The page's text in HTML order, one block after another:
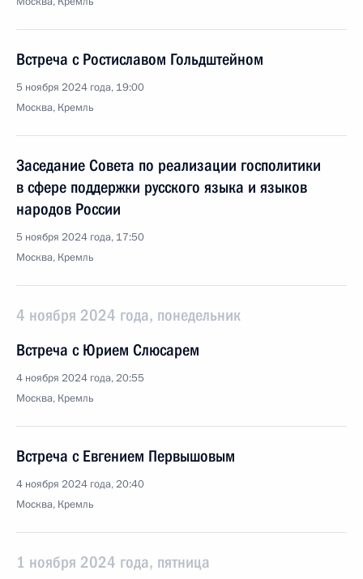
Встреча с Ростиславом Гольдштейном
5 ноября 2024 года, 19:00
Москва, Кремль
Заседание Совета по реализации госполитики
в сфере поддержки русского языка и языков
народов России
5 ноября 2024 года, 17:50
Москва, Кремль
4 ноября 2024 года, понедельник
Встреча с Юрием Слюсарем
4 ноября 2024 года, 20:55
Москва, Кремль
Встреча с Евгением Первышовым
4 ноября 2024 года, 20:40
Москва, Кремль
1 ноября 2024 года, пятница